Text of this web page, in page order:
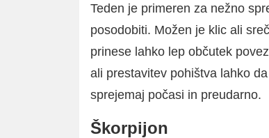
Teden je primeren za nežno
posodobiti. Možen je klic ali
prinese lahko lep občutek
ali prestavitev pohištva lahko
sprejemaj počasi in preudarno.
Škorpijon